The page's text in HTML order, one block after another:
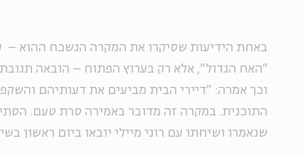
באחת הידיעות שסיקרו את המקרה הנשכח ההוא –
"האח הגדול", אלא רק בערוץ הפתוח – הובאה
וכך אמרה: "דיירי הבית מביעים את דעותיהם
התוכנית. במקרה זה מדובר באמירה סרת טעם.
שנאמרו ושיחתו עם רוני מיילי יובאו ביום ראשון